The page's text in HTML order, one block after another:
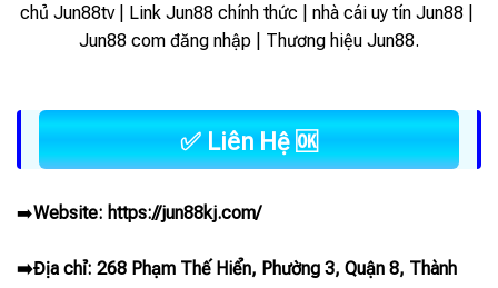
chủ Jun88tv | Link Jun88 chính thức | nhà cái uy tín Jun88 |
Jun88 com đăng nhập | Thương hiệu Jun88.
✅ Liên Hệ 🆗
➡️Website: https://jun88kj.com/
➡️Địa chỉ: 268 Phạm Thế Hiển, Phường 3, Quận 8, Thành